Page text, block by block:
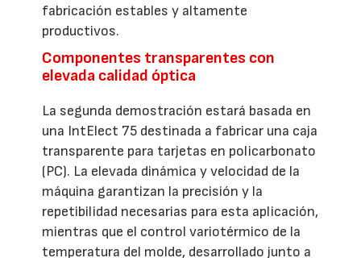
fabricación estables y altamente
productivos.
Componentes transparentes con
elevada calidad óptica
La segunda demostración estará basada en
una IntElect 75 destinada a fabricar una caja
transparente para tarjetas en policarbonato
(PC). La elevada dinámica y velocidad de la
máquina garantizan la precisión y la
repetibilidad necesarias para esta aplicación,
mientras que el control variotérmico de la
temperatura del molde, desarrollado junto a